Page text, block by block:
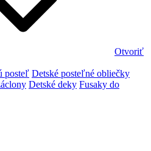
Otvoriť
posteľ Detské posteľné obliečky
Detské deky Fusaky do